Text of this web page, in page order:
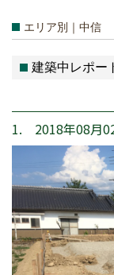
エリア別｜中信
建築中レポー
1. 2018年08月